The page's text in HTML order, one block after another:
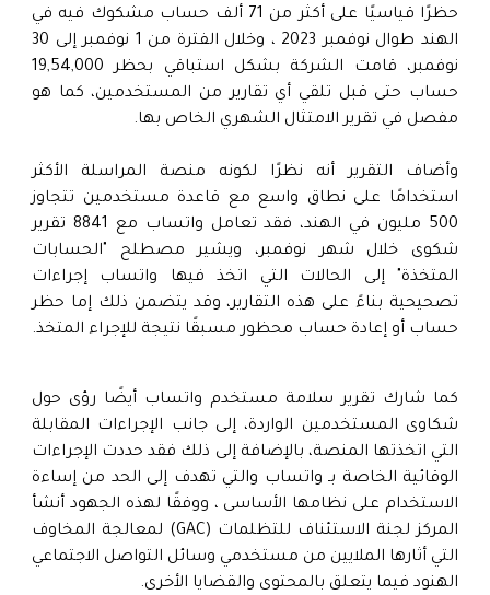
حظرًا قياسيًا على أكثر من 71 ألف حساب مشكوك فيه في
الهند طوال نوفمبر 2023 ، وخلال الفترة من 1 نوفمبر إلى 30
نوفمبر، قامت الشركة بشكل استباقي بحظر 19,54,000
حساب حتى قبل تلقي أي تقارير من المستخدمين، كما هو
مفصل في تقرير الامتثال الشهري الخاص بها.
وأضاف التقرير أنه نظرًا لكونه منصة المراسلة الأكثر
استخدامًا على نطاق واسع مع قاعدة مستخدمين تتجاوز
500 مليون في الهند، فقد تعامل واتساب مع 8841 تقرير
شكوى خلال شهر نوفمبر، ويشير مصطلح "الحسابات
المتخذة" إلى الحالات التي اتخذ فيها واتساب إجراءات
تصحيحية بناءً على هذه التقارير، وقد يتضمن ذلك إما حظر
حساب أو إعادة حساب محظور مسبقًا نتيجة للإجراء المتخذ.
كما شارك تقرير سلامة مستخدم واتساب أيضًا رؤى حول
شكاوى المستخدمين الواردة، إلى جانب الإجراءات المقابلة
التي اتخذتها المنصة، بالإضافة إلى ذلك فقد حددت الإجراءات
الوقائية الخاصة بـ واتساب والتي تهدف إلى الحد من إساءة
الاستخدام على نظامها الأساسى ، ووفقًا لهذه الجهود أنشأ
المركز لجنة الاستئناف للتظلمات (GAC) لمعالجة المخاوف
التي أثارها الملايين من مستخدمي وسائل التواصل الاجتماعي
الهنود فيما يتعلق بالمحتوى والقضايا الأخرى.